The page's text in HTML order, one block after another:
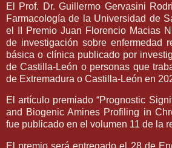
El Prof. Dr. Guillermo Gervasini
Farmacología de la Universidad de
el II Premio Juan Florencio Macias
de investigación sobre enfermedad
básica o clínica publicado por
de Castilla-León o personas que
de Extremadura o Castilla-León en
El artículo premiado “Prognostic
and Biogenic Amines Profiling in
fue publicado en el volumen 11 de la